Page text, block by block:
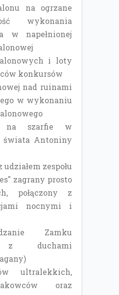
na ogrzane
wykonania
w napełnionej
i loty
konkursów
nad ruinami
w wykonaniu
na szarfie w
Antoniny
zespołu
zagrany prosto
połączony z
nocnymi i
Zamku
z duchami
ultralekkich,
oraz